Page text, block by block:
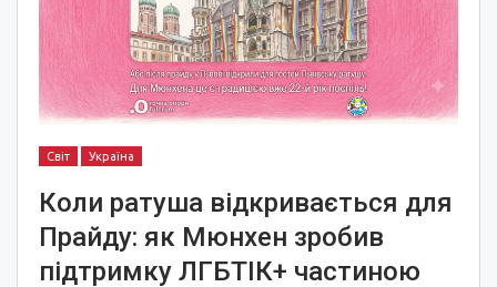
Світ Україна
Коли ратуша відкривається для
Прайду: як Мюнхен зробив
підтримку ЛГБТІК+ частиною